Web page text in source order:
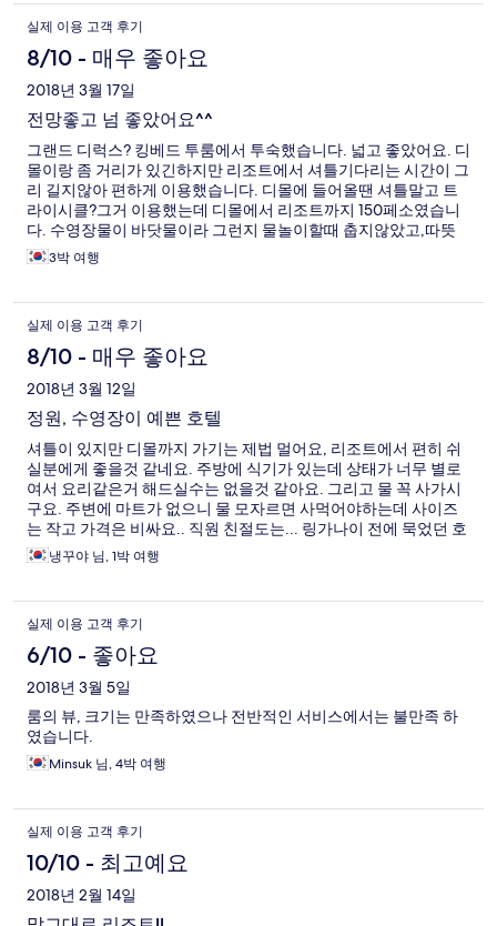
ㅋ 그래도 객실 깨끗하고 매일 청소하러 와줌. 나가야할 시간대에
와서 청소안하겠다고 하니까 그냥 수건이랑 물 주고 감. 아 그리고
벌레랑 도마뱀 나온다고 불평한 후기 보이던데.. 보라카이 어느 호
텔을 가도 도마뱀은 항상 있음. ㅋㅋㅋ 피할수 없음.. 그냥 애완동
물 키운다고 생각하세요.. 걔가 날벌레도 다 잡아먹어주고 나 잘때
나 일어나서 준비할때는 알아서 숨어있음..ㅋㅋㅋ 개미는 정말 작
은애가 돌아다니는데, 침대 이불 위에 돌아다니는데 몇자리 치우
고 나면 사람이 앉아있어서 그런지 막상 잘때는 침대로 안오는거
같더라.(청소 잘해놔서 침대 이불보 안에는 한마리도 없음. 굿) 먹
을거 호텔에 둘거면 지퍼백이나 비닐봉지에 넣고 꽉 매듭 묶어놔
야 안모입니당! 난 피자 시켜먹었는데 끝에 빵 두조각 남겼는데 불
안해서 비닐봉지에 넣고 매듭 묶어놨더니 개미 한마리도 안모임.
(냉장고에 넣어도 개미천국된다하니 꼭 넣어서 매듭지세요ㅋㅋ)
여튼 난 이 호텔 너무 좋았음. 호텔 수영장은 이용안했지만 시간 많
실제 이용 고객 후기
8/10 - 매우 좋아요
2018년 3월 17일
전망좋고 넘 좋았어요^^
그랜드 디럭스? 킹베드 투룸에서 투숙했습니다. 넓고 좋았어요. 디
몰이랑 좀 거리가 있긴하지만 리조트에서 셔틀기다리는 시간이 그
리 길지않아 편하게 이용했습니다. 디몰에 들어올땐 셔틀말고 트
라이시클?그거 이용했는데 디몰에서 리조트까지 150페소였습니
다. 수영장물이 바닷물이라 그런지 물놀이할때 춥지않았고,따뜻
한물도 잘나와서 아이포함해서 세식구가 아주 편히 있다가 왔어
요. 프라이빗비치를 안가봐서 아쉽네요. 와이파이가 테라스에서
래도 전체적으론 꽤 맘에 들었고 다음에 보라카이갈때도 링가나이
이용할 예정입니다.
3박 여행
실제 이용 고객 후기
8/10 - 매우 좋아요
2018년 3월 12일
정원, 수영장이 예쁜 호텔
셔틀이 있지만 디몰까지 가기는 제법 멀어요, 리조트에서 편히 쉬
실분에게 좋을것 같네요. 주방에 식기가 있는데 상태가 너무 별로
여서 요리같은거 해드실수는 없을것 같아요. 그리고 물 꼭 사가시
구요. 주변에 마트가 없으니 물 모자르면 사먹어야하는데 사이즈
는 작고 가격은 비싸요.. 직원 친절도는... 링가나이 전에 묵었던 호
텔이 직원들이 너무 친절해서 상대적으로 별로라고 느꼈어요. 그
리고 꼭 냉장고 유료 음료 사진 찍어두세요. 저희 사진 안찍어뒀으
데 맥주 하나가 없다고 그러길래 아무리 안먹었다고 해도 너말고
친구들이 먹은거 아니냐고 계속 그래서 사진찍어뒀던거 보여주니
바로 알았다고 하더라구요.
냉꾸야 님, 1박 여행
실제 이용 고객 후기
6/10 - 좋아요
2018년 3월 5일
룸의 뷰, 크기는 만족하였으나 전반적인 서비스에서는 불만족 하
였습니다.
Minsuk 님, 4박 여행
실제 이용 고객 후기
10/10 - 최고예요
2018년 2월 14일